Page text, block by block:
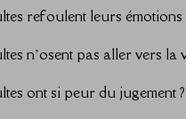
refoulent leurs émotions
n’osent pas aller vers la
ont si peur du jugement ?